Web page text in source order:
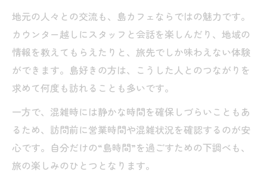
ゆめしま海道で巡るカフェと島グルメ体験
ゆめしま海道沿いのカフェで味わう地元食
材
島グルメとカフェ巡りのおすすめルート紹
カフェで堪能する瀬戸内の新鮮な味覚体験
本屋好きが立ち寄りたいカフェの見つけ方
サイクリストに優しいカフェスポット案内
地元の人々との交流も、島カフェならではの魅力です。
カウンター越しにスタッフと会話を楽しんだり、地域の
情報を教えてもらえたりと、旅先でしか味わえない体験
ができます。島好きの方は、こうした人とのつながりを
求めて何度も訪れることも多いです。
一方で、混雑時には静かな時間を確保しづらいこともあ
るため、訪問前に営業時間や混雑状況を確認するのが安
心です。自分だけの“島時間”を過ごすための下調べも、
旅の楽しみのひとつとなります。